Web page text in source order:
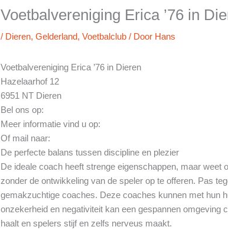
Voetbalvereniging Erica ’76 in
/ Dieren,Gelderland,Voetbalclub / Door Hans
Voetbalvereniging Erica ’76 in Dieren
Hazelaarhof 12
6951 NT Dieren
Bel ons op:
Meer informatie vind u op:
Of mail naar:
De perfecte balans tussen discipline en plezier
De ideale coach heeft strenge eigenschappen, maar weet
zonder de ontwikkeling van de speler op te offeren. Pas
gemakzuchtige coaches. Deze coaches kunnen met hun
onzekerheid en negativiteit kan een gespannen omgeving
haalt en spelers stijf en zelfs nerveus maakt.